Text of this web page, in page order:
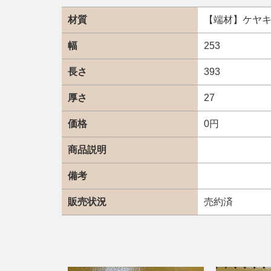
材質 【端材】ケヤキ
幅 253
長さ 393
厚さ 27
価格 0円
商品説明
備考
販売状況 売約済